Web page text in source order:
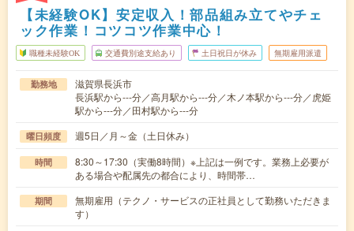
【未経験OK】安定収入！部品組み立てやチェ
ック作業！コツコツ作業中心！
職種未経験OK 交通費別途支給あり 土日祝日が休み 無期雇用派遣
勤務地
滋賀県長浜市
長浜駅から---分／高月駅から---分／木ノ本駅から---分／虎姫
駅から---分／田村駅から---分
曜日頻度 週5日／月～金（土日休み）
時間
8:30～17:30（実働8時間）※上記は一例です。業務上必要が
ある場合や配属先の都合により、時間帯…
期間
無期雇用（テクノ・サービスの正社員として勤務いただきま
す）